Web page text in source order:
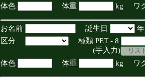
体色
体重 kg ワ
お名前 誕生日
区分
種類 PET - 8
(手入力)
体色
体重 kg ワ